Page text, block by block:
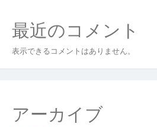
最近のコメント
表示できるコメントはありません。
アーカイブ